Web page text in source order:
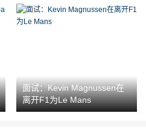
面试：Kevin Magnussen在
离开F1为Le Mans